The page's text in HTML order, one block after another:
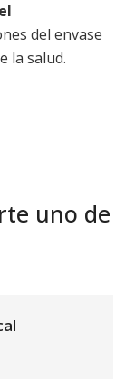
del envase
la salud.
uno de